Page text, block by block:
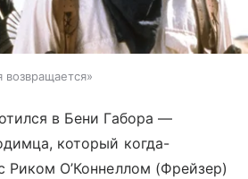
в Бени Габора —
который когда-
Риком О’Коннеллом (Фрейзер)